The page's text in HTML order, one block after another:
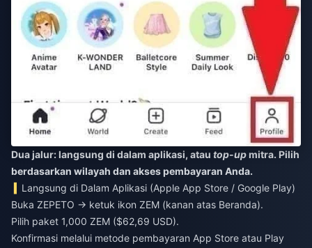
Dua jalur: langsung di dalam aplikasi, atau top-upmitra. Pilih
berdasarkan wilayah dan akses pembayaran Anda.
Langsung di Dalam Aplikasi (Apple App Store / Google Play)
Buka ZEPETO → ketuk ikon ZEM (kanan atas Beranda).
Pilih paket 1,000 ZEM ($62,69 USD).
Konfirmasi melalui metode pembayaran App Store atau Play